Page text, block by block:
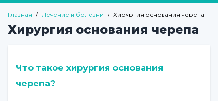
Главная / Лечение и болезни / Хирургия основания черепа
Хирургия основания черепа
Что такое хирургия основания
черепа?